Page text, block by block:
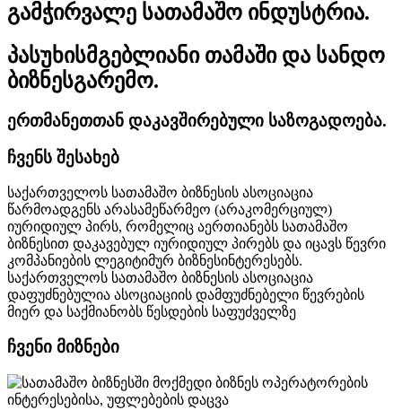
გამჭირვალე სათამაშო ინდუსტრია.
პასუხისმგებლიანი თამაში და სანდო
ბიზნესგარემო.
ერთმანეთთან დაკავშირებული საზოგადოება.
ჩვენს შესახებ
საქართველოს სათამაშო ბიზნესის ასოციაცია
წარმოადგენს არასამეწარმეო (არაკომერციულ)
იურიდიულ პირს, რომელიც აერთიანებს სათამაშო
ბიზნესით დაკავებულ იურიდიულ პირებს და იცავს წევრი
კომპანიების ლეგიტიმურ ბიზნესინტერესებს.
საქართველოს სათამაშო ბიზნესის ასოციაცია
დაფუძნებულია ასოციაციის დამფუძნებელი წევრების
მიერ და საქმიანობს წესდების საფუძველზე
ჩვენი მიზნები